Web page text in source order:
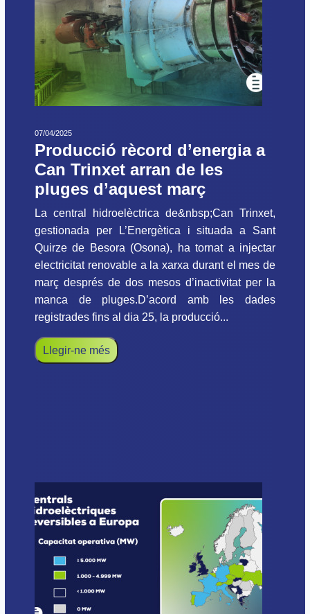
07/04/2025
Producció rècord d’energia a
Can Trinxet arran de les
pluges d’aquest març
La central hidroelèctrica de&nbsp;Can Trinxet,
gestionada per L’Energètica i situada a Sant
Quirze de Besora (Osona), ha tornat a injectar
electricitat renovable a la xarxa durant el mes de
març després de dos mesos d’inactivitat per la
manca de pluges.D’acord amb les dades
registrades fins al dia 25, la producció...
Llegir-ne més